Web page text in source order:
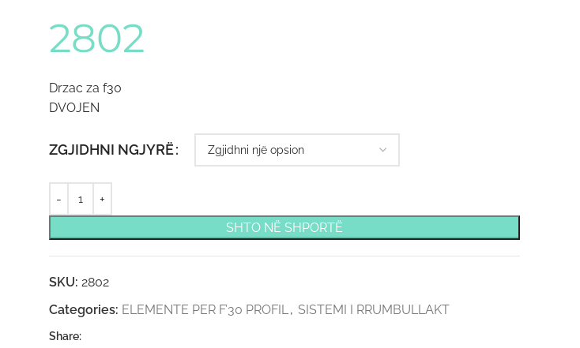
2802
Drzac za f30
DVOJEN
ZGJIDHNI NGJYRË
SHTO NË SHPORTË
SKU: 2802
Categories: ELEMENTE PER F’30 PROFIL, SISTEMI I RRUMBULLAKT
Share: